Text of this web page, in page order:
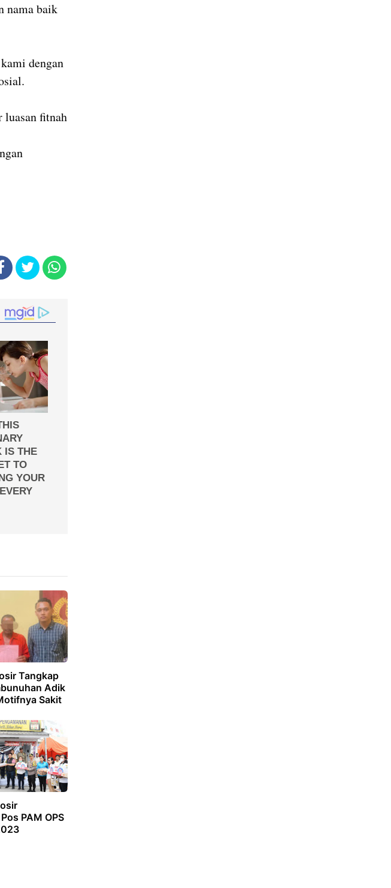
nama baik
dengan
luasan fitnah
Tangkap
Adik
Sakit
PAM OPS